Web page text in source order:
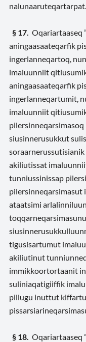
nalunaaruteqartarpat.
§ 17. Oqariartaaseq
aningaasaateqarfik
ingerlanneqartoq,
imaluunniit
aningaasaateqarfik
ingerlanneqartumit,
imaluunniit
siusinnerusukkut
akiliutissat
tunniussinissap
ataatsimi
tigusisartumut
akiliutinut
immikkoortortaanit
suliniaqatigiiffik
pillugu inuttut
§ 18. Oqariartaaseq